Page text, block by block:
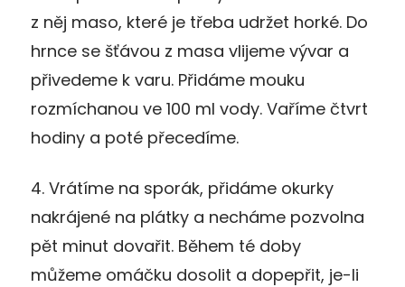
z něj maso, které je třeba udržet horké. Do
hrnce se šťávou z masa vlijeme vývar a
přivedeme k varu. Přidáme mouku
rozmíchanou ve 100 ml vody. Vaříme čtvrt
hodiny a poté přecedíme.
4. Vrátíme na sporák, přidáme okurky
nakrájené na plátky a necháme pozvolna
pět minut dovařit. Během té doby
můžeme omáčku dosolit a dopepřit, je-li